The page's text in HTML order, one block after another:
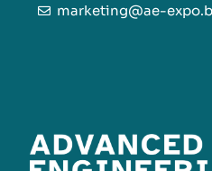
marketing@ae-